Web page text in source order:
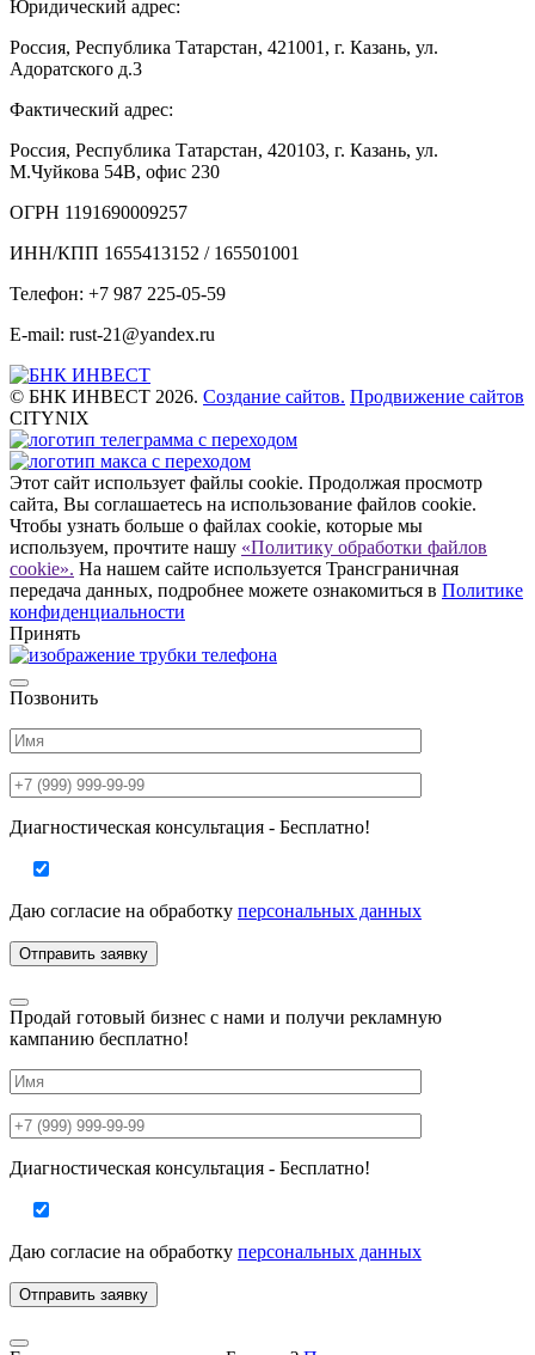
Юридический адрес:
Россия, Республика Татарстан, 421001, г. Казань, ул.
Адоратского д.3
Фактический адрес:
Россия, Республика Татарстан, 420103, г. Казань, ул.
М.Чуйкова 54В, офис 230
ОГРН 1191690009257
ИНН/КПП 1655413152 / 165501001
Телефон: +7 987 225-05-59
E-mail: rust-21@yandex.ru
© БНК ИНВЕСТ 2026. Создание сайтов. Продвижение сайтов
CITYNIX
Этот сайт использует файлы cookie. Продолжая просмотр
сайта, Вы соглашаетесь на использование файлов cookie.
Чтобы узнать больше о файлах cookie, которые мы
используем, прочтите нашу «Политику обработки файлов
cookie». На нашем сайте используется Трансграничная
передача данных, подробнее можете ознакомиться в Политике
конфиденциальности
Принять
Позвонить
Диагностическая консультация - Бесплатно!
Даю согласие на обработку персональных данных
Продай готовый бизнес с нами и получи рекламную
кампанию бесплатно!
Диагностическая консультация - Бесплатно!
Даю согласие на обработку персональных данных